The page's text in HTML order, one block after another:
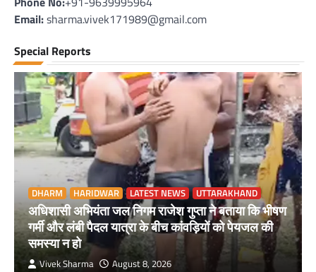
Email:sharma.vivek171989@gmail.com
Special Reports
DHARM HARIDWAR LATEST NEWS UTTARAKHAND
अधिशासी अभियंता जल निगम राजेश गुप्ता ने बताया कि भीषण
गर्मी और लंबी पैदल यात्रा के बीच कांवड़ियों को पेयजल की
समस्या न हो
Vivek Sharma August 8, 2026